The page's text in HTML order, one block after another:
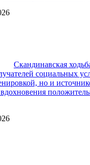
Скандинавская
социальных
но и